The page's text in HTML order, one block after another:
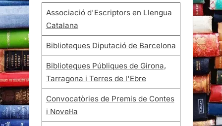
Associació d'Escriptors en Llengua
Catalana
Biblioteques Diputació de Barcelona
Biblioteques Públiques de Girona,
Tarragona i Terres de l'Ebre
Convocatòries de Premis de Contes
i Novel·la